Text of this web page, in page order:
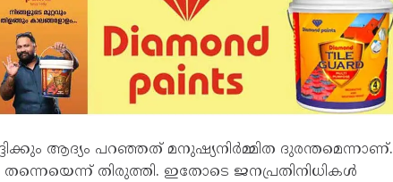
ആദ്യം പറഞ്ഞത് മനുഷ്യനിര്‍മ്മിത ദുരന്തമെന്നാണ്.
തന്നെയെന്ന് തിരുത്തി. ഇതോടെ ജനപ്രതിനിധികള്‍